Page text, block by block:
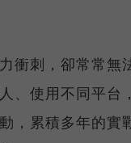
衝刺，卻常常無
、使用不同平台
，累積多年的實